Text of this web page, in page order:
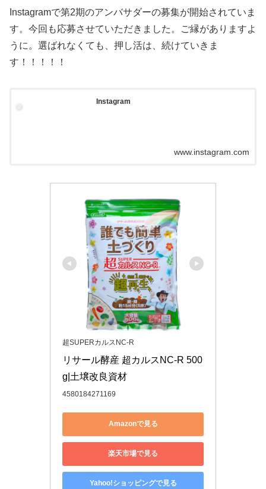
Instagramで第2期のアンバサダーの募集が開始されていま
す。今回も応募させていただきました。ご縁がありますよ
うに。選ばれなくても、押し活は、続けていきま
す！！！！！
Instagram
www.instagram.com
超SUPERカルスNC-R
リサール酵産 超カルスNC-R 500
g|土壌改良資材
4580184271169
Amazonで見る
楽天市場で見る
Yahoo!ショッピングで見る